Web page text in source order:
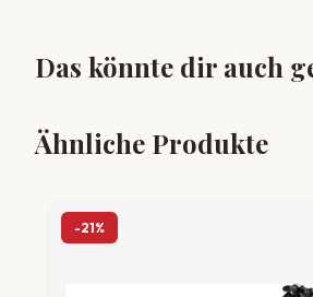
Das könnte dir auch
Ähnliche Produkte
-21%